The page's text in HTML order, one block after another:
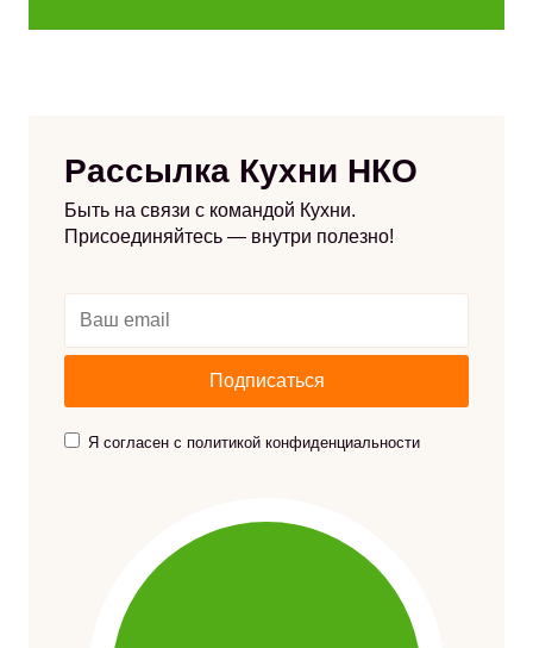
Рассылка Кухни НКО
Быть на связи с командой Кухни.
Присоединяйтесь — внутри полезно!
Я согласен с политикой конфиденциальности